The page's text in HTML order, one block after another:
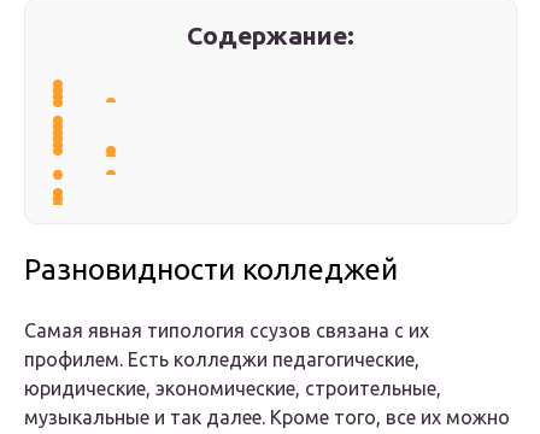
Содержание:
Разновидности колледжей
Самая явная типология ссузов связана с их
профилем. Есть колледжи педагогические,
юридические, экономические, строительные,
музыкальные и так далее. Кроме того, все их можно